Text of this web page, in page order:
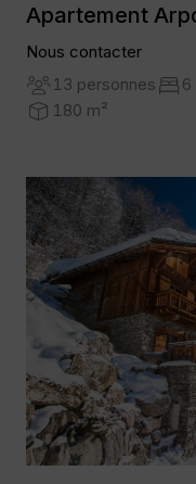
Apartement
Nous contacter
13 personnes
6
180 m²